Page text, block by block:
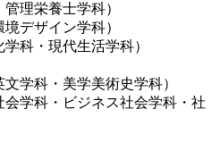
理栄養士学科）
デザイン学科）
科・現代生活学科）
学科・美学美術史学科）
会学科・ビジネス社会学科・社